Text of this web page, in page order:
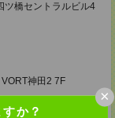
か？
×
橋セントラルビル4
神田2 7F